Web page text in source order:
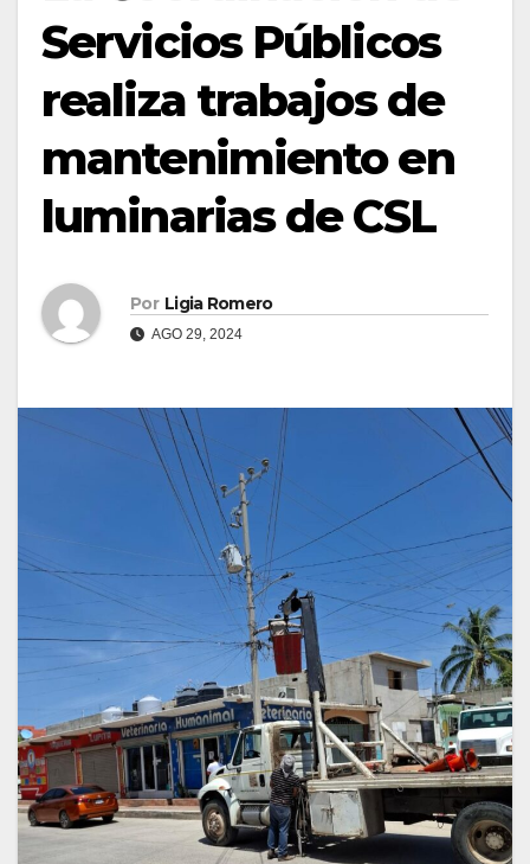
Servicios Públicos
realiza trabajos de
mantenimiento en
luminarias de CSL
Por Ligia Romero
AGO 29, 2024